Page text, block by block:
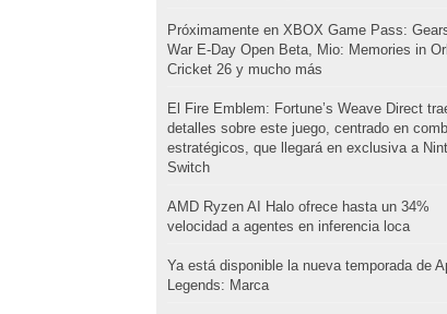
Próximamente en XBOX Game Pass:
War E-Day Open Beta, Mio: Memories in
Cricket 26 y mucho más
El Fire Emblem: Fortune’s Weave Direct
detalles sobre este juego, centrado en
estratégicos, que llegará en exclusiva a
Switch
AMD Ryzen AI Halo ofrece hasta un 34%
velocidad a agentes en inferencia loca
Ya está disponible la nueva temporada de
Legends: Marca